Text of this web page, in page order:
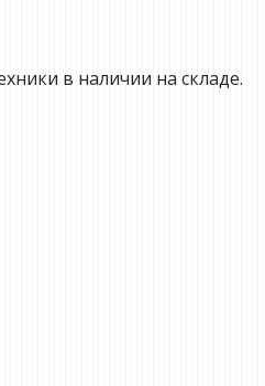
в наличии на складе.